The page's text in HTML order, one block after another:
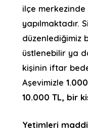
ilçe merkezinde
yapılmaktadır.
düzenlediğimiz
üstlenebilir ya
kişinin iftar
Aşevimizle
10.000 TL, bir
Yetimleri